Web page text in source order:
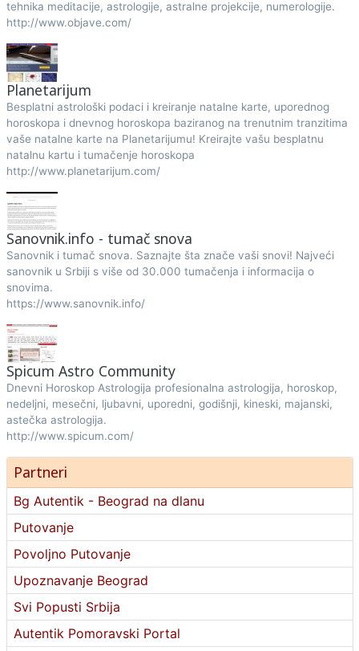
tehnika meditacije, astrologije, astralne projekcije, numerologije.
http://www.objave.com/
Planetarijum
Besplatni astrološki podaci i kreiranje natalne karte, uporednog
horoskopa i dnevnog horoskopa baziranog na trenutnim tranzitima
vaše natalne karte na Planetarijumu! Kreirajte vašu besplatnu
natalnu kartu i tumačenje horoskopa
http://www.planetarijum.com/
Sanovnik.info - tumač snova
Sanovnik i tumač snova. Saznajte šta znače vaši snovi! Najveći
sanovnik u Srbiji s više od 30.000 tumačenja i informacija o
snovima.
https://www.sanovnik.info/
Spicum Astro Community
Dnevni Horoskop Astrologija profesionalna astrologija, horoskop,
nedeljni, mesečni, ljubavni, uporedni, godišnji, kineski, majanski,
astečka astrologija.
http://www.spicum.com/
Partneri
Bg Autentik - Beograd na dlanu
Putovanje
Povoljno Putovanje
Upoznavanje Beograd
Svi Popusti Srbija
Autentik Pomoravski Portal